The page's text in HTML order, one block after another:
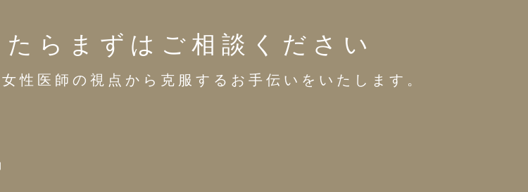
らまずはご相談ください
性医師の視点から克服するお手伝いをいたします。